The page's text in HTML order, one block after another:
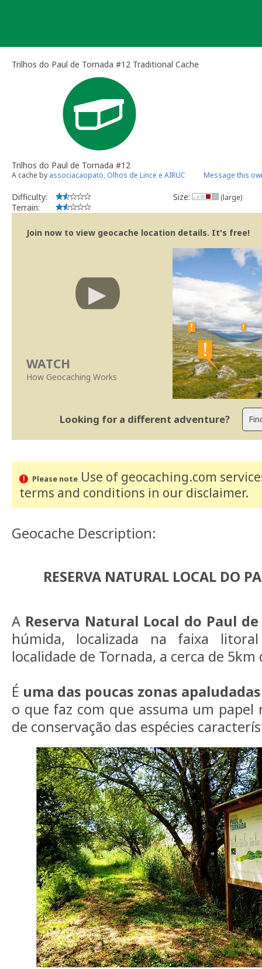
Trilhos do Paul de Tornada #12 Traditional Cache
Trilhos do Paul de Tornada #12
A cache by associacaopato, Olhos de Lince e AIRUC Message this
Difficulty:
Terrain:
Size: (large)
Join now to view geocache location details. It's free!
WATCH
How Geocaching Works
Looking for a different adventure?
Please noteUse of geocaching.com
terms and conditions in our disclaimer.
Geocache Description:
RESERVA NATURAL LOCAL DO
A Reserva Natural Local do Paul
húmida, localizada na faixa
localidade de Tornada, a cerca de 5km
É uma das poucas zonas apaludadas
o que faz com que assuma um
de conservação das espécies